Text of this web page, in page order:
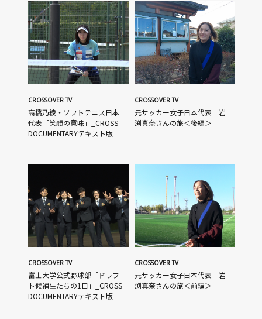
CROSSOVER TV
高橋乃綾・ソフトテニス日本
代表「笑顔の意味」_CROSS
DOCUMENTARYテキスト版
CROSSOVER TV
元サッカー女子日本代表 岩
渕真奈さんの旅＜後編＞
CROSSOVER TV
富士大学公式野球部「ドラフ
ト候補生たちの1日」_CROSS
DOCUMENTARYテキスト版
CROSSOVER TV
元サッカー女子日本代表 岩
渕真奈さんの旅＜前編＞